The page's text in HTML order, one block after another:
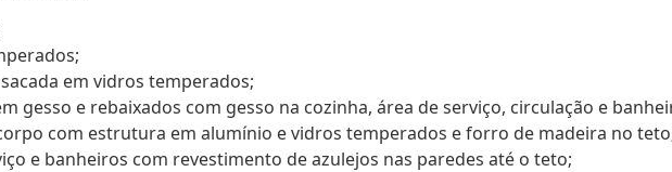
em vidros temperados;
gesso e rebaixados com gesso na cozinha, área de serviço, circulação e
com estrutura em alumínio e vidros temperados e forro de madeira no
e banheiros com revestimento de azulejos nas paredes até o teto;